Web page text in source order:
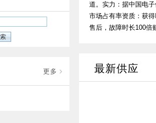
更多
道。实力：据中国电
市场占有率资质：获
售后，故障时长100倍
最新供应